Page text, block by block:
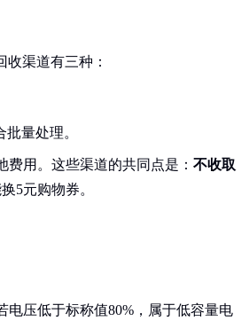
渠道有三种：
量处理。
费用。这些渠道的共同点是： 不收取
5元购物券。
电压低于标称值80%，属于低容量电